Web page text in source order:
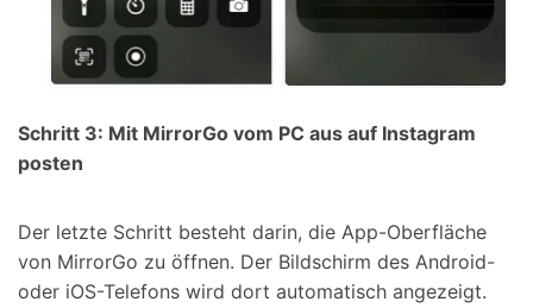
Schritt 3: Mit MirrorGo vom PC aus auf Instagram
posten
Der letzte Schritt besteht darin, die App-Oberfläche
von MirrorGo zu öffnen. Der Bildschirm des Android-
oder iOS-Telefons wird dort automatisch angezeigt.